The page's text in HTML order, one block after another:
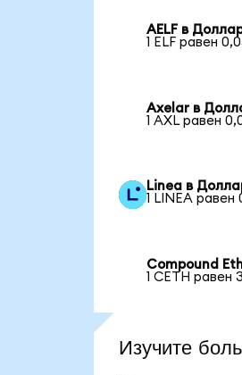
AELF в
1 ELF равен
Axelar в
1 AXL равен
Linea в
1 LINEA равен
Compound
1 CETH равен
Изучите